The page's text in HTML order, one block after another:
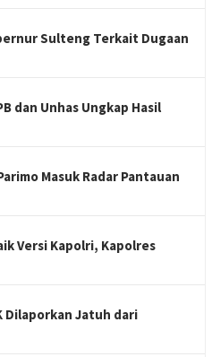
Sulteng Terkait Dugaan
dan Unhas Ungkap Hasil
Masuk Radar Pantauan
Versi Kapolri, Kapolres
Dilaporkan Jatuh dari